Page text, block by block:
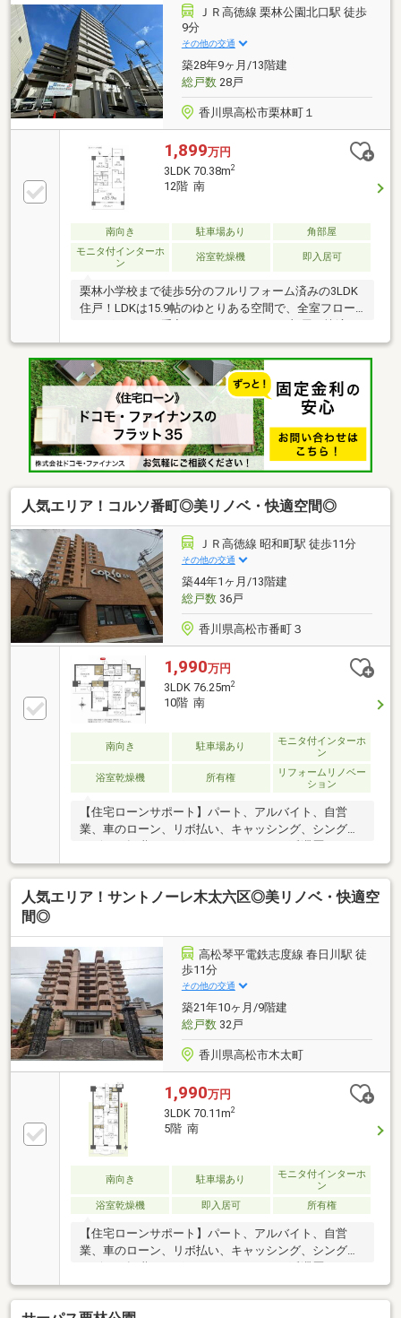
業2年目→補足資料＆補足説明で通過・パート3年目/年
収180万円→承無理な営業はいたしません。通る方法
を一緒に探します。087-810-3147／【見学予約】から
も受付中
ＪＲ高徳線 栗林公園北口駅 徒歩
9分
その他の交通
築28年9ヶ月/13階建
総戸数28戸
香川県高松市栗林町１
1,899万円
3LDK 70.38m2
12階 南
南向き 駐車場あり
角部屋
モニタ付インターホ
ン
浴室乾燥機 即入居可
栗林小学校まで徒歩5分のフルリフォーム済みの3LDK
住戸！LDKは15.9帖のゆとりある空間で、全室フロー
過ごせます。南向きの12階角部屋につき、陽当たり・
通風・眺望は良好！バルコニーからは開放感ある景色
が広がり、日常に心地よい明るさをもたらします。人
気の栗林小まで徒歩５分で、教育環境も安心。周辺に
はスーパーや生活施設が揃い、毎日の買い物も便利な
立地です。新築のような住み心地で、快適な都市生活
を叶える魅力的な一室です。
人気エリア！コルソ番町◎美リノベ・快適空間◎
ＪＲ高徳線 昭和町駅 徒歩11分
その他の交通
築44年1ヶ月/13階建
総戸数36戸
香川県高松市番町３
1,990万円
3LDK 76.25m2
10階 南
南向き 駐車場あり
モニタ付インターホ
ン
浴室乾燥機 所有権
リフォームリノベー
ション
【住宅ローンサポート】パート、アルバイト、自営
業、車のローン、リボ払い、キャッシング、シングル
など住宅ローン審査が不安、「自分は無理かも…」と
いう方ほどご相談ください！▼審査通過例・年収300
万＋車ローン／勤続1年→通過・年収260万／シングル
収180万円→承無理な営業はいたしません。通る方法
を一緒に探します。087-810-3147／【見学予約】から
も受付中
人気エリア！サントノーレ木太六区◎美リノベ・快適空
間◎
高松琴平電鉄志度線 春日川駅 徒
歩11分
その他の交通
築21年10ヶ月/9階建
総戸数32戸
香川県高松市木太町
1,990万円
3LDK 70.11m2
5階 南
南向き 駐車場あり
モニタ付インターホ
ン
浴室乾燥機
即入居可 所有権
【住宅ローンサポート】パート、アルバイト、自営
業、車のローン、リボ払い、キャッシング、シングル
など住宅ローン審査が不安、「自分は無理かも…」と
いう方ほどご相談ください！▼審査通過例・年収300